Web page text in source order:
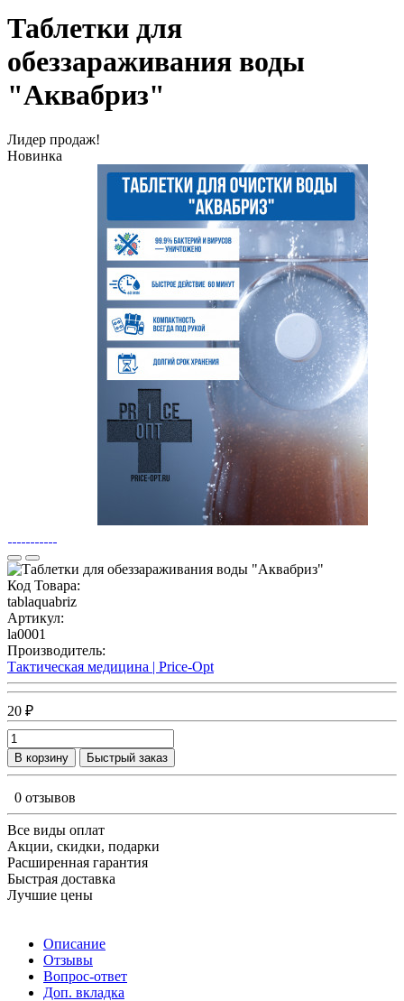
Таблетки для
обеззараживания воды
"Аквабриз"
Лидер продаж!
Новинка
Код Товара:
tablaquabriz
Артикул:
la0001
Производитель:
Тактическая медицина | Price-Opt
20 ₽
В корзину Быстрый заказ
0 отзывов
Все виды оплат
Акции, скидки, подарки
Расширенная гарантия
Быстрая доставка
Лучшие цены
Описание
Отзывы
Вопрос-ответ
Доп. вкладка